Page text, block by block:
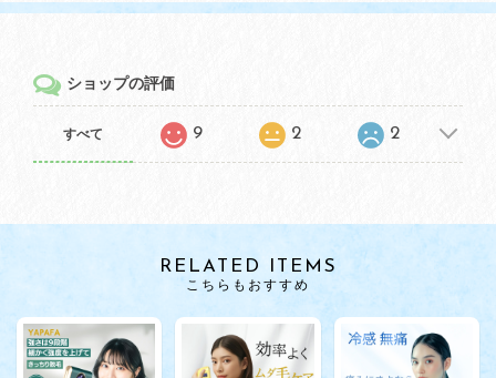
ショップの評価
すべて 9 2 2
RELATED ITEMS
こちらもおすすめ